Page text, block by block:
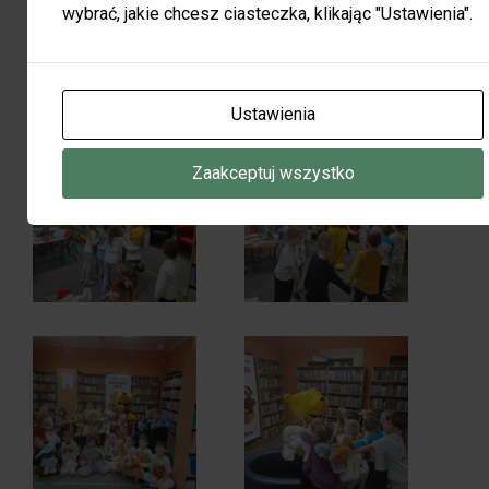
wybrać, jakie chcesz ciasteczka, klikając "Ustawienia".
Ustawienia
Zaakceptuj wszystko